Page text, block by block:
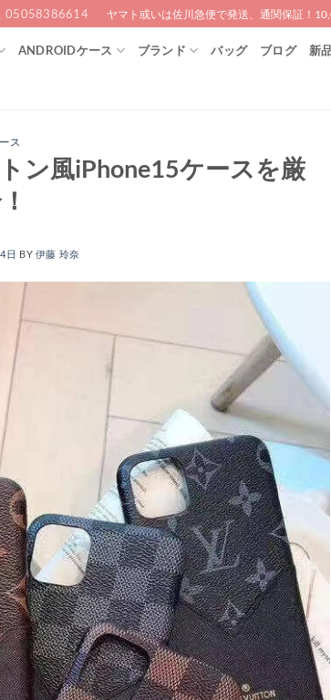
05058386614 ヤマト或いは佐川急便で発送、通関保証！
ANDROIDケース ブランド バッグ ブログ 新
ス
ン風iPhone15ケースを厳
日 BY 伊藤 玲奈